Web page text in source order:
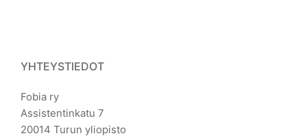
YHTEYSTIEDOT
Fobia ry
Assistentinkatu 7
20014 Turun yliopisto